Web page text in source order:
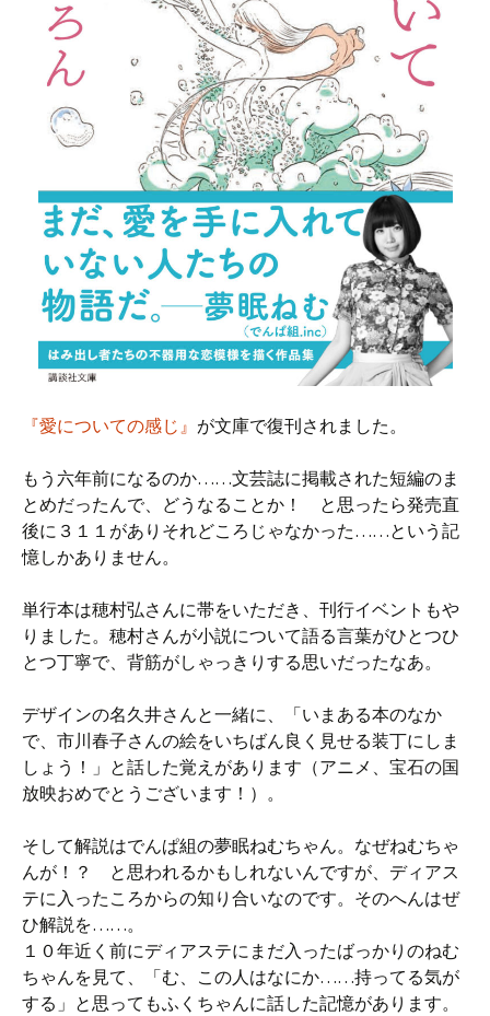
『愛についての感じ』 が文庫で復刊されました。
もう六年前になるのか……文芸誌に掲載された短編のま
とめだったんで、どうなることか！ と思ったら発売直
後に３１１がありそれどころじゃなかった……という記
憶しかありません。
単行本は穂村弘さんに帯をいただき、刊行イベントもや
りました。穂村さんが小説について語る言葉がひとつひ
とつ丁寧で、背筋がしゃっきりする思いだったなあ。
デザインの名久井さんと一緒に、「いまある本のなか
で、市川春子さんの絵をいちばん良く見せる装丁にしま
しょう！」と話した覚えがあります（アニメ、宝石の国
放映おめでとうございます！）。
そして解説はでんぱ組の夢眠ねむちゃん。なぜねむちゃ
んが！？ と思われるかもしれないんですが、ディアス
テに入ったころからの知り合いなのです。そのへんはぜ
ひ解説を……。
１０年近く前にディアステにまだ入ったばっかりのねむ
ちゃんを見て、「む、この人はなにか……持ってる気が
する」と思ってもふくちゃんに話した記憶があります。